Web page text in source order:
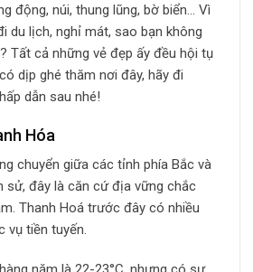
động, núi, thung lũng, bờ biển… Vì
du lịch, nghỉ mát, sao bạn không
? Tất cả những vẻ đẹp ấy đều hội tụ
dịp ghé thăm nơi đây, hãy đi
dẫn sau nhé!
Hóa
chuyển giữa các tỉnh phía Bắc và
sử, đây là căn cứ địa vững chắc
Thanh Hoá trước đây có nhiều
vụ tiền tuyến.